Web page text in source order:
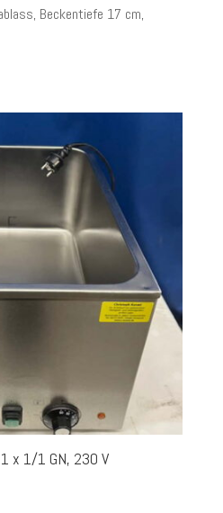
Beckentiefe 17 cm,
x 1/1 GN, 230 V